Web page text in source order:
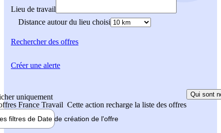
Lieu de travail
Distance autour du lieu choisi
Rechercherdes offres
uniquement
France Travail Cette action recharge la liste des offres
Qui sont
filtres de Date de création de l'offre
Créer une alerte